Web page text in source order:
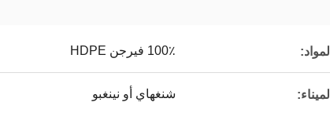
المواد: 100٪ فيرجن HDPE
الميناء: شنغهاي أو نينغبو